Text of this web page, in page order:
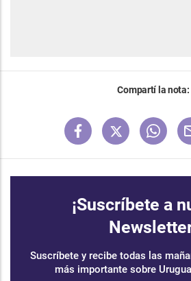
Compartí la nota:
¡Suscríbete a
Suscríbete y recibe todas las
más importante sobre